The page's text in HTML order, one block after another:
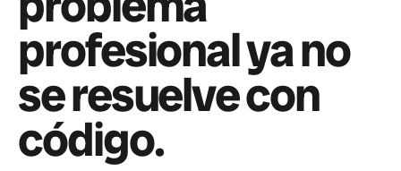
profesional ya no
se resuelve con
código.